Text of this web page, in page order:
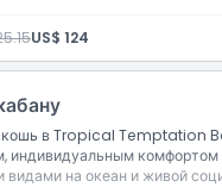
US$ 124
в Tropical Temptation
индивидуальным
на океан и живой